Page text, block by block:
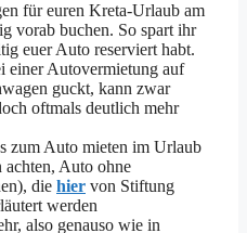
für euren Kreta-Urlaub am
vorab buchen. So spart ihr
euer Auto reserviert habt.
einer Autovermietung auf
guckt, kann zwar
oftmals deutlich mehr
zum Auto mieten im Urlaub
Auto ohne
die hier von Stiftung
werden
also genauso wie in